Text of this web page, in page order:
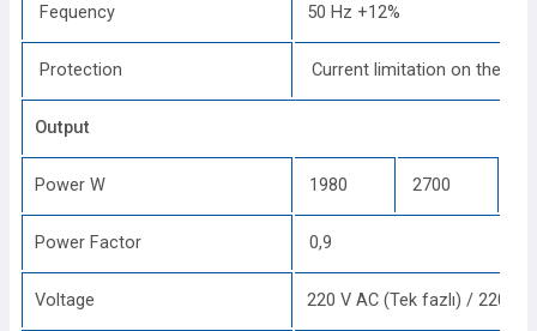
Fequency 50 Hz +12%
Protection Current limitation on the
Output
Power W 1980 2700
Power Factor 0,9
Voltage 220 V AC (Tek fazlı) / 220 V